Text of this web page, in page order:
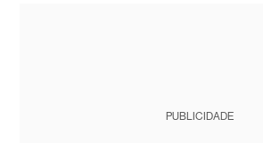
PUBLICIDADE